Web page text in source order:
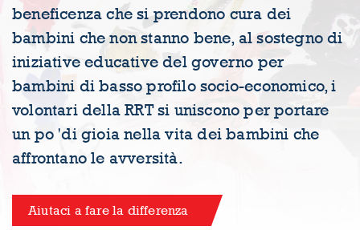
beneficenza che si prendono cura dei
bambini che non stanno bene, al sostegno di
iniziative educative del governo per
bambini di basso profilo socio-economico, i
volontari della RRT si uniscono per portare
un po 'di gioia nella vita dei bambini che
affrontano le avversità.
Aiutaci a fare la differenza